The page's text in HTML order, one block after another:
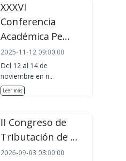
XXXVI
Conferencia
Académica Pe...
2025-11-12 09:00:00
Del 12 al 14 de
noviembre en n...
Leer más
II Congreso de
Tributación de ...
2026-09-03 08:00:00